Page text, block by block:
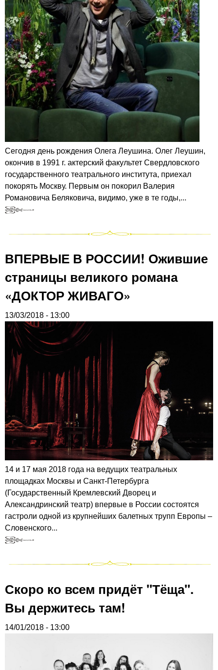
Сегодня день рождения Олега Леушина. Олег Леушин,
окончив в 1991 г. актерский факультет Свердловского
государственного театрального института, приехал
покорять Москву. Первым он покорил Валерия
Романовича Беляковича, видимо, уже в те годы,...
ВПЕРВЫЕ В РОССИИ! Ожившие
страницы великого романа
«ДОКТОР ЖИВАГО»
13/03/2018 - 13:00
14 и 17 мая 2018 года на ведущих театральных
площадках Москвы и Санкт-Петербурга
(Государственный Кремлевский Дворец и
Александринский театр) впервые в России состоятся
гастроли одной из крупнейших балетных трупп Европы –
Словенского...
Скоро ко всем придёт "Тёща".
Вы держитесь там!
14/01/2018 - 13:00